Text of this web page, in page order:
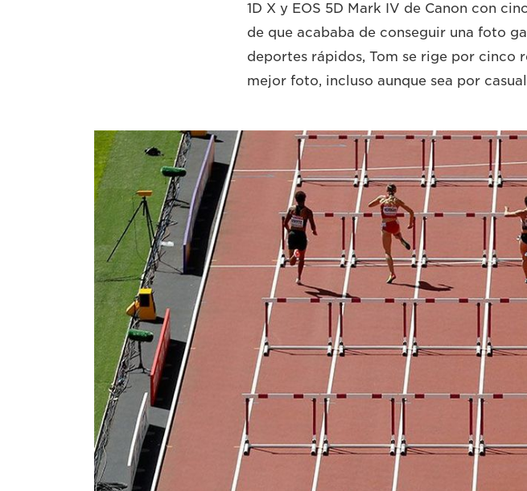
1D X y EOS 5D Mark IV de Canon con
de que acababa de conseguir una foto
deportes rápidos, Tom se rige por cinco
mejor foto, incluso aunque sea por